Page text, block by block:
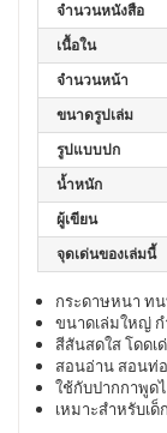
จำนวนหนังสือ
เนื้อใน
จำนวนหน้า
ขนาดรูปเล่ม
รูปแบบปก
น้ำหนัก
ผู้เขียน
จุดเด่นของเล่มนี้
กระดาษหนา ท
ขนาดเล่มใหญ่
สีสันสดใส โดดเ
สอนอ่าน สอนท่
ใช้กับปากกาพูด
เหมาะสำหรับเ